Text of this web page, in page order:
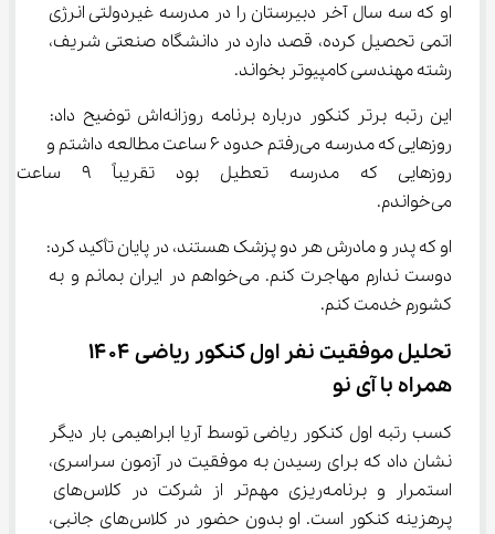
او که سه سال آخر دبیرستان را در مدرسه غیردولتی انرژی
اتمی تحصیل کرده، قصد دارد در دانشگاه صنعتی شریف،
رشته مهندسی کامپیوتر بخواند.
این رتبه برتر کنکور درباره برنامه روزانه‌اش توضیح داد:
روزهایی که مدرسه می‌رفتم حدود 6 ساعت مطالعه داشتم و
روزهایی که مدرسه تعطیل
می‌خواندم.
او که پدر و مادرش هر دو پزشک هستند، در پایان تأکید کرد:
دوست ندارم مهاجرت کنم. می‌خواهم در ایران بمانم و به
کشورم خدمت کنم.
همراه با آی نو
کسب رتبه اول کنکور ریاضی توسط آریا ابراهیمی بار دیگر
نشان داد که برای رسیدن به موفقیت در آزمون سراسری،
استمرار و برنامه‌ریزی مهم‌تر از شرکت در کلاس‌های
پرهزینه کنکور است. او بدون حضور در کلاس‌های جانبی،